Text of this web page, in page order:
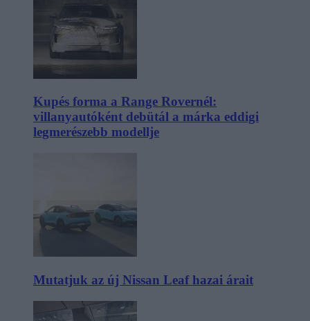
Kupés forma a Range Rovernél:
villanyautóként debütál a márka eddigi
legmerészebb modellje
Mutatjuk az új Nissan Leaf hazai árait